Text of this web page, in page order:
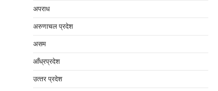
अपराध
अरुणाचल प्रदेश
असम
आँध्रप्रदेश
उत्‍तर प्रदेश